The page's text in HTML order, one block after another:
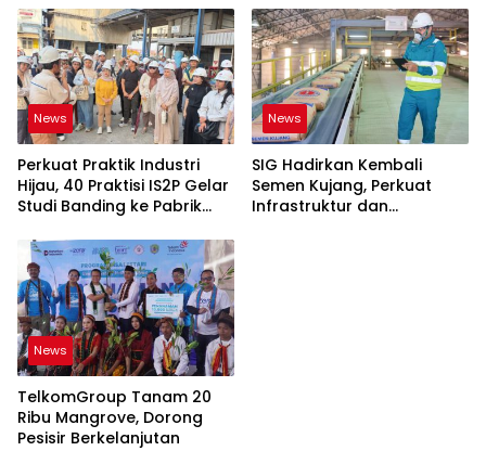
News
Perkuat Praktik Industri
Hijau, 40 Praktisi IS2P Gelar
Studi Banding ke Pabrik
News
SIG Hadirkan Kembali
Semen Kujang, Perkuat
Infrastruktur dan
News
TelkomGroup Tanam 20
Ribu Mangrove, Dorong
Pesisir Berkelanjutan